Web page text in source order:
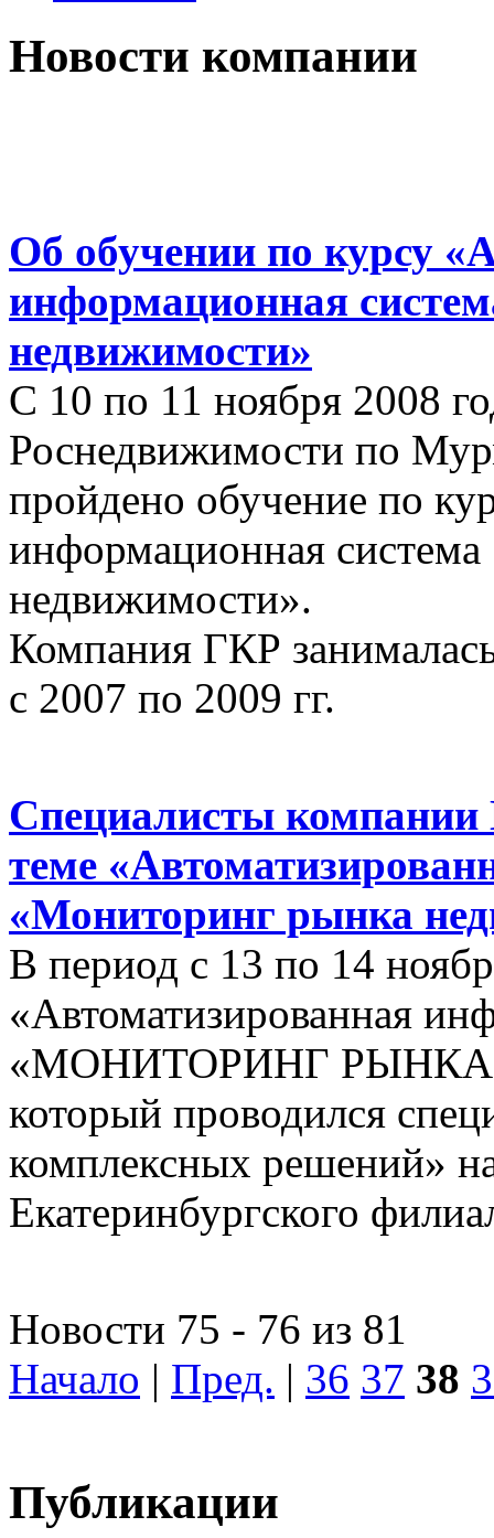
Новости компании
Об обучении по курсу
информационная
недвижимости»
С 10 по 11 ноября 2008
Роснедвижимости по
пройдено обучение по
информационная
недвижимости».
Компания ГКР
с 2007 по 2009 гг.
Специалисты
теме
«Мониторинг рынка
В период с 13 по 14
«Автоматизированная
«МОНИТОРИНГ
который проводился
комплексных решений»
Екатеринбургского
Новости 75 - 76 из 81
Начало | Пред. | 36 37 38
Публикации